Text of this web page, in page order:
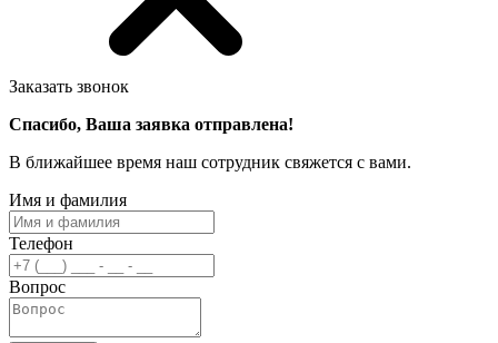
Заказать звонок
Спасибо, Ваша заявка отправлена!
В ближайшее время наш сотрудник свяжется с вами.
Имя и фамилия
Телефон
Вопрос